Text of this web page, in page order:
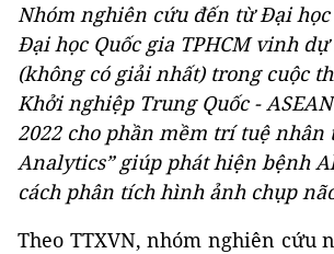
Nhóm nghiên cứu đến từ Đại học
Đại học Quốc gia TPHCM vinh
(không có giải nhất) trong cuộc
Khởi nghiệp Trung Quốc -
2022 cho phần mềm trí tuệ nhân
Analytics” giúp phát hiện bệnh
cách phân tích hình ảnh chụp
Theo TTXVN, nhóm nghiên cứu